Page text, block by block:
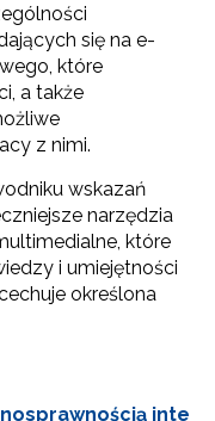
się na e-
które
a także
z nimi.
wskazań
narzędzia
które
i umiejętności
określona
inte